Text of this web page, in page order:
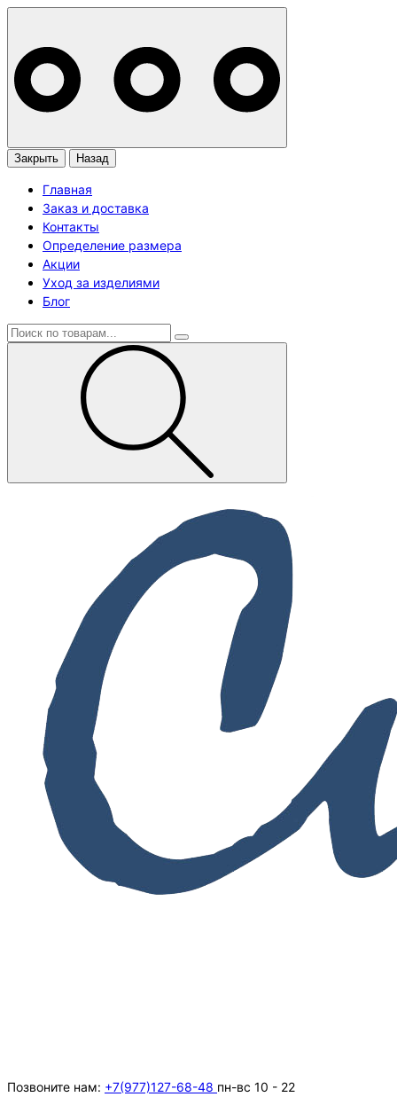
Закрыть Назад
Главная
Заказ и доставка
Контакты
Определение размера
Акции
Уход за изделиями
Блог
Позвоните нам: +7(977)127-68-48 пн-вс 10 - 22